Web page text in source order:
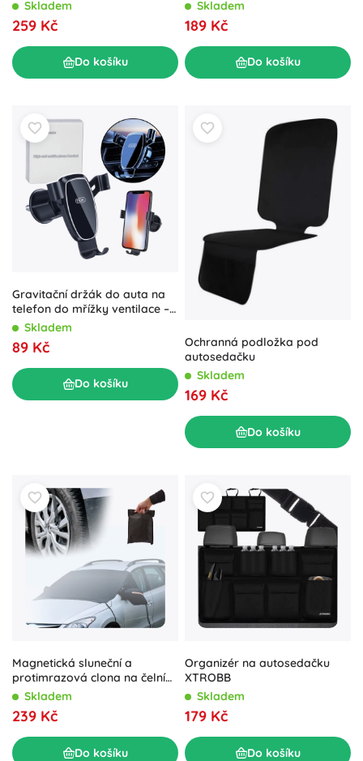
Skladem
259 Kč
Do košíku
Skladem
189 Kč
Do košíku
Gravitační držák do auta na
telefon do mřížky ventilace –
černý
Skladem
89 Kč
Do košíku
Ochranná podložka pod
autosedačku
Skladem
169 Kč
Do košíku
Magnetická sluneční a
protimrazová clona na čelní
sklo auta
Skladem
239 Kč
Do košíku
Organizér na autosedačku
XTROBB
Skladem
179 Kč
Do košíku